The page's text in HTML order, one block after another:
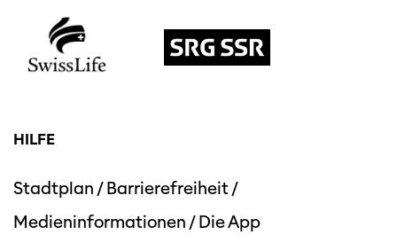
Diese Seite wird mit Internet Explorer
HILFE
Stadtplan /Barrierefreiheit/
Medieninformationen /Die App